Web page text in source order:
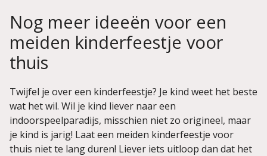
Nog meer ideeën voor een
meiden kinderfeestje voor
thuis
Twijfel je over een kinderfeestje? Je kind weet het beste
wat het wil. Wil je kind liever naar een
indoorspeelparadijs, misschien niet zo origineel, maar
je kind is jarig! Laat een meiden kinderfeestje voor
thuis niet te lang duren! Liever iets uitloop dan dat het